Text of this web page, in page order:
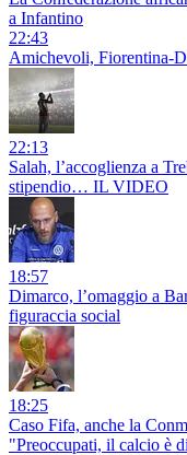
a Infantino
22:43
Amichevoli, Fiorentina-
22:13
Salah, l’accoglienza a
stipendio… IL VIDEO
18:57
Dimarco, l’omaggio a
figuraccia social
18:25
Caso Fifa, anche la
"Preoccupati, il calcio è